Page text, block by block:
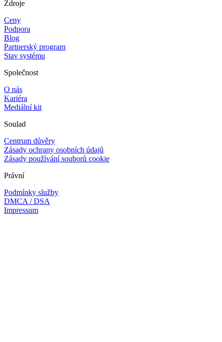
Zdroje
Ceny
Podpora
Blog
Partnerský program
Stav systému
Společnost
O nás
Kariéra
Mediální kit
Soulad
Centrum důvěry
Zásady ochrany osobních údajů
Zásady používání souborů cookie
Právní
Podmínky služby
DMCA / DSA
Impressum